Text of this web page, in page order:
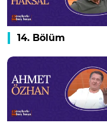
14. Bölüm